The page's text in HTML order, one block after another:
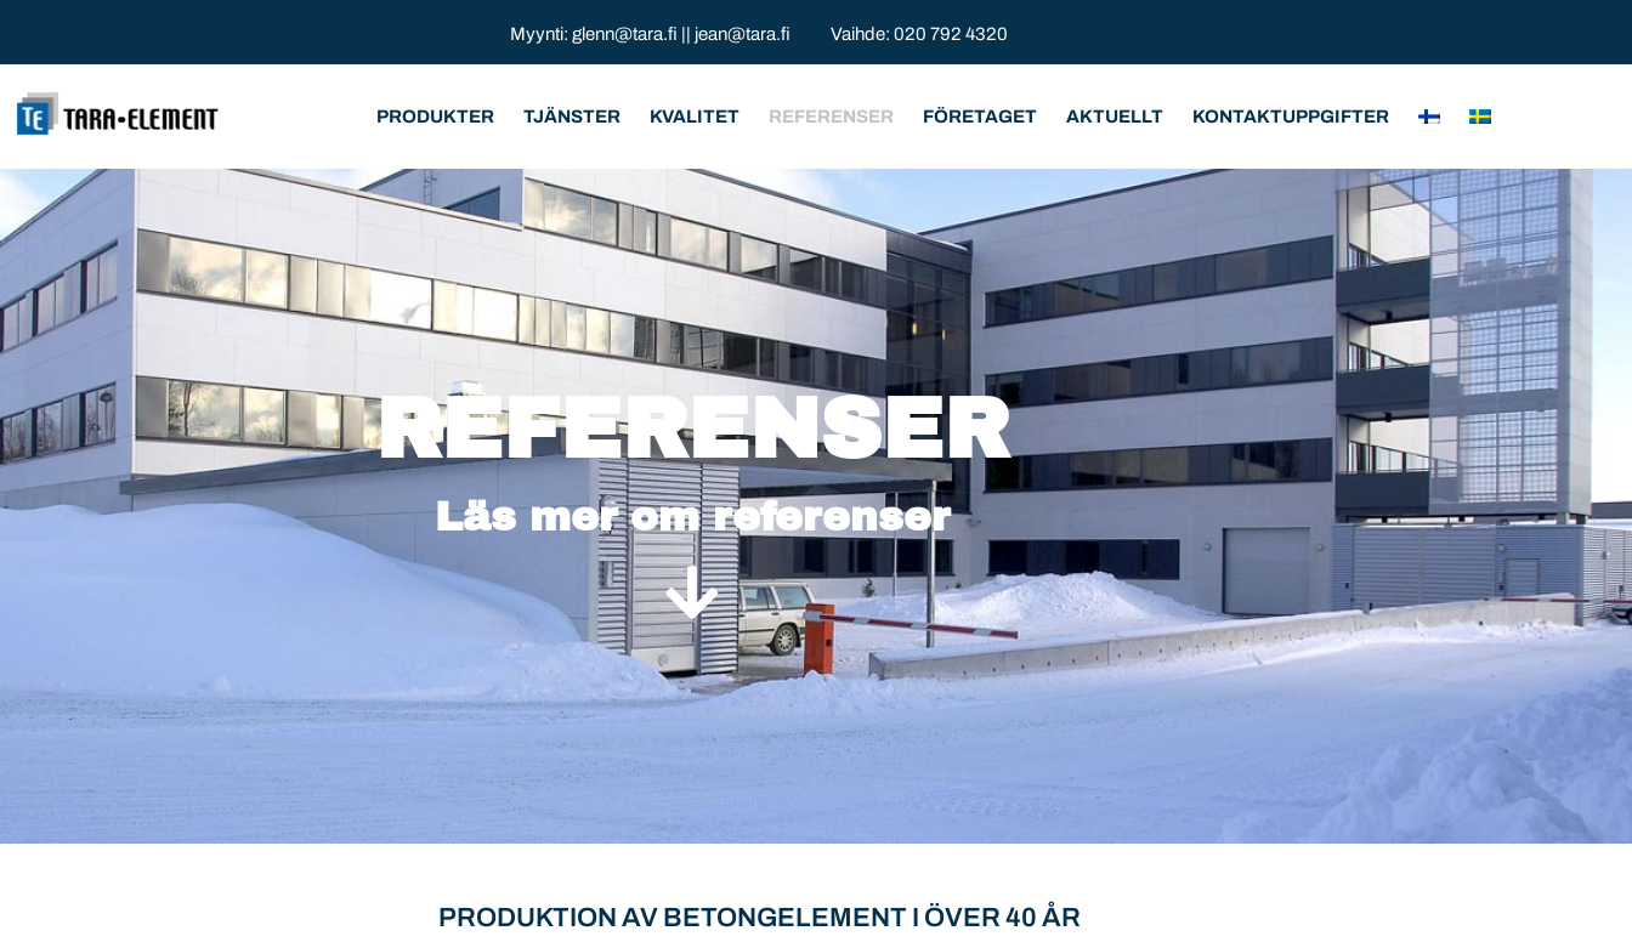
Myynti: glenn@tara.fi || jean@tara.fi Vaihde: 020 792 4320
PRODUKTER TJÄNSTER KVALITET REFERENSER FÖRETAGET AKTUELLT KONTAKTUPPGIFTER
REFERENSER
Läs mer om referenser
PRODUKTION AV BETONGELEMENT I ÖVER 40 ÅR